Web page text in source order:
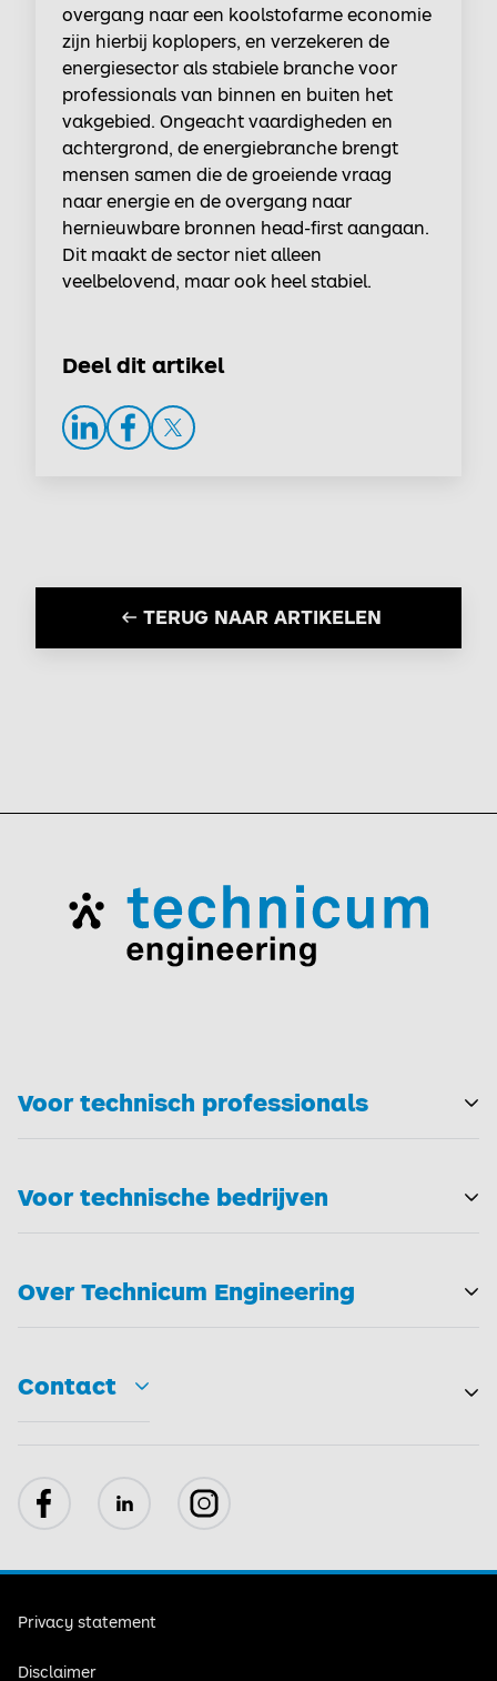
overgang naar een koolstofarme economie
zijn hierbij koplopers, en verzekeren de
energiesector als stabiele branche voor
professionals van binnen en buiten het
vakgebied. Ongeacht vaardigheden en
achtergrond, de energiebranche brengt
mensen samen die de groeiende vraag
naar energie en de overgang naar
hernieuwbare bronnen head-first aangaan.
Dit maakt de sector niet alleen
veelbelovend, maar ook heel stabiel.
Deel dit artikel
LinkedInFacebook
Twitter
TERUG NAAR ARTIKELEN
Voor technisch professionals
Voor technische bedrijven
Over Technicum Engineering
Contact
FacebookLinkedIn Instagram
Privacy statement
Disclaimer